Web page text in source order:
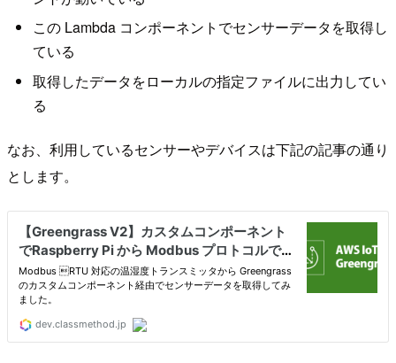
この Lambda コンポーネントでセンサーデータを取得し
ている
取得したデータをローカルの指定ファイルに出力してい
る
なお、利用しているセンサーやデバイスは下記の記事の通り
とします。